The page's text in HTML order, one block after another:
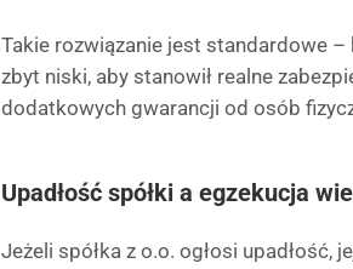
Takie rozwiązanie jest standardowe –
zbyt niski, aby stanowił realne
dodatkowych gwarancji od osób
Upadłość spółki a egzekucja
Jeżeli spółka z o.o. ogłosi upadłość,